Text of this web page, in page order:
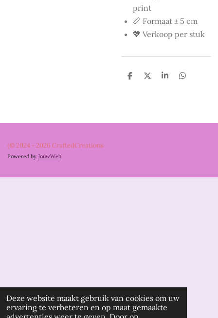
Deze website maakt gebruik van cookies om uw
ervaring te verbeteren en op maat gemaakte
print
📏 Formaat ± 5 cm
💖 Verkoop per stuk
D
D
S
D
(© 2024 - 2026 CraftedCreations
Powered by JouwWeb